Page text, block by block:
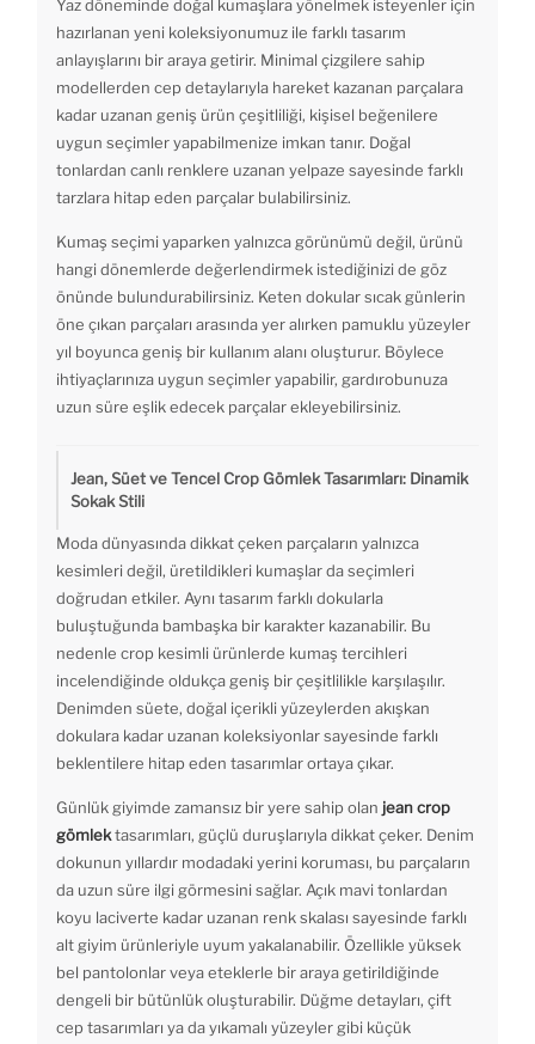
Yaz döneminde doğal kumaşlara yönelmek isteyenler için
hazırlanan yeni koleksiyonumuz ile farklı tasarım
anlayışlarını bir araya getirir. Minimal çizgilere sahip
modellerden cep detaylarıyla hareket kazanan parçalara
kadar uzanan geniş ürün çeşitliliği, kişisel beğenilere
uygun seçimler yapabilmenize imkan tanır. Doğal
tonlardan canlı renklere uzanan yelpaze sayesinde farklı
tarzlara hitap eden parçalar bulabilirsiniz.
Kumaş seçimi yaparken yalnızca görünümü değil, ürünü
hangi dönemlerde değerlendirmek istediğinizi de göz
önünde bulundurabilirsiniz. Keten dokular sıcak günlerin
öne çıkan parçaları arasında yer alırken pamuklu yüzeyler
yıl boyunca geniş bir kullanım alanı oluşturur. Böylece
ihtiyaçlarınıza uygun seçimler yapabilir, gardırobunuza
uzun süre eşlik edecek parçalar ekleyebilirsiniz.
Jean, Süet ve Tencel Crop Gömlek Tasarımları: Dinamik
Sokak Stili
Moda dünyasında dikkat çeken parçaların yalnızca
kesimleri değil, üretildikleri kumaşlar da seçimleri
doğrudan etkiler. Aynı tasarım farklı dokularla
buluştuğunda bambaşka bir karakter kazanabilir. Bu
nedenle crop kesimli ürünlerde kumaş tercihleri
incelendiğinde oldukça geniş bir çeşitlilikle karşılaşılır.
Denimden süete, doğal içerikli yüzeylerden akışkan
dokulara kadar uzanan koleksiyonlar sayesinde farklı
beklentilere hitap eden tasarımlar ortaya çıkar.
Günlük giyimde zamansız bir yere sahip olan jean crop
gömlektasarımları, güçlü duruşlarıyla dikkat çeker. Denim
dokunun yıllardır modadaki yerini koruması, bu parçaların
da uzun süre ilgi görmesini sağlar. Açık mavi tonlardan
koyu laciverte kadar uzanan renk skalası sayesinde farklı
alt giyim ürünleriyle uyum yakalanabilir. Özellikle yüksek
bel pantolonlar veya eteklerle bir araya getirildiğinde
dengeli bir bütünlük oluşturabilir. Düğme detayları, çift
cep tasarımları ya da yıkamalı yüzeyler gibi küçük